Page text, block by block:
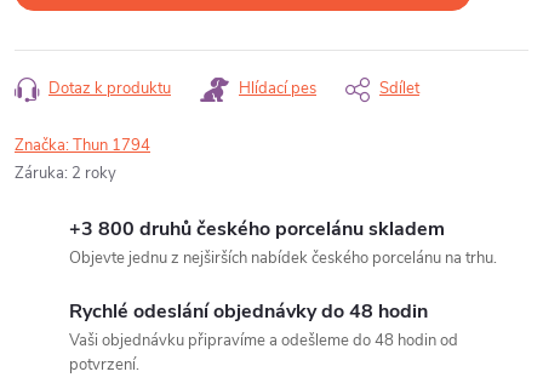
Dotaz k produktu Hlídací pes Sdílet
Značka:Thun 1794
Záruka: 2 roky
+3 800 druhů českého porcelánu skladem
Objevte jednu z nejširších nabídek českého porcelánu na trhu.
Rychlé odeslání objednávky do 48 hodin
Vaši objednávku připravíme a odešleme do 48 hodin od
potvrzení.